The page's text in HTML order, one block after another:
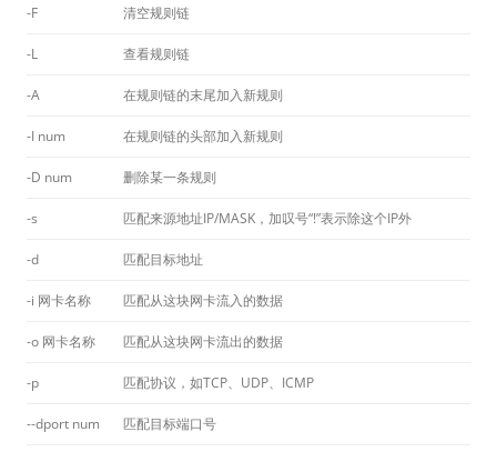
-F 清空规则链
-L 查看规则链
-A 在规则链的末尾加入新规则
-I num 在规则链的头部加入新规则
-D num 删除某一条规则
-s 匹配来源地址IP/MASK，加叹号“!”表示除这个IP外
-d 匹配目标地址
-i 网卡名称 匹配从这块网卡流入的数据
-o 网卡名称 匹配从这块网卡流出的数据
-p 匹配协议，如TCP、UDP、ICMP
--dport num 匹配目标端口号